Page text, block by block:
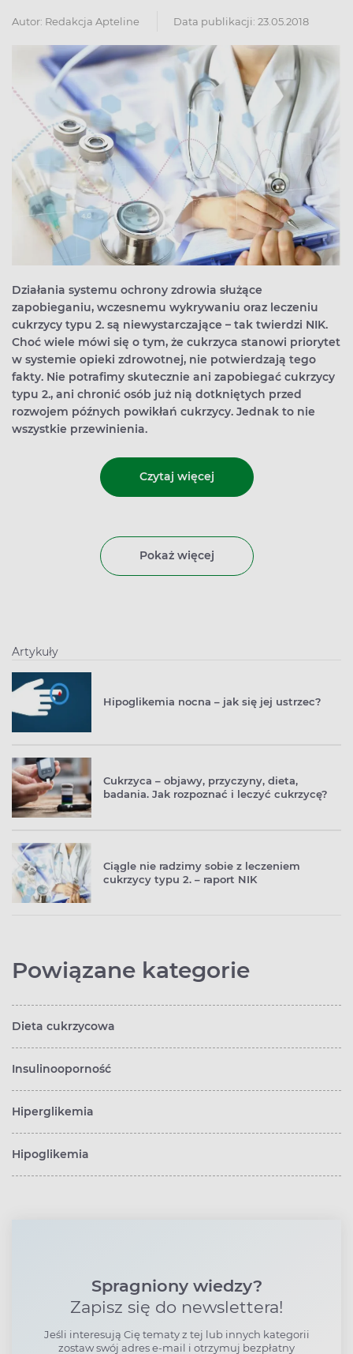
Autor: Redakcja Apteline Data publikacji: 23.05.2018
Działania systemu ochrony zdrowia służące
zapobieganiu, wczesnemu wykrywaniu oraz leczeniu
cukrzycy typu 2. są niewystarczające – tak twierdzi NIK.
Choć wiele mówi się o tym, że cukrzyca stanowi priorytet
w systemie opieki zdrowotnej, nie potwierdzają tego
fakty. Nie potrafimy skutecznie ani zapobiegać cukrzycy
typu 2., ani chronić osób już nią dotkniętych przed
rozwojem późnych powikłań cukrzycy. Jednak to nie
wszystkie przewinienia.
Czytaj więcej
Pokaż więcej
Artykuły
Hipoglikemia nocna – jak się jej ustrzec?
Cukrzyca – objawy, przyczyny, dieta,
badania. Jak rozpoznać i leczyć cukrzycę?
Ciągle nie radzimy sobie z leczeniem
cukrzycy typu 2. – raport NIK
Powiązane kategorie
Dieta cukrzycowa
Insulinooporność
Hiperglikemia
Hipoglikemia
Spragniony wiedzy?
Zapisz się do newslettera!
Jeśli interesują Cię tematy z tej lub innych kategorii
zostaw swój adres e-mail i otrzymuj bezpłatny